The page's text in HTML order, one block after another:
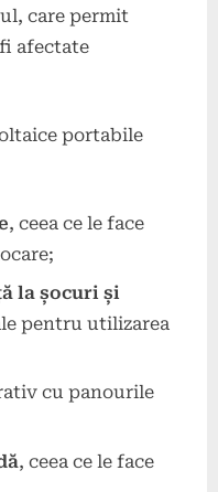
care permit
afectate
portabile
, ceea ce le face
la șocuri și
pentru utilizarea
cu panourile
, ceea ce le face